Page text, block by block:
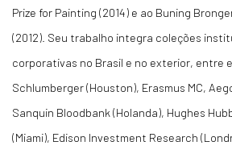
Prize for Painting (2014) e ao Buning
(2012). Seu trabalho integra coleções
corporativas no Brasil e no exterior, entre
Schlumberger (Houston), Erasmus MC,
Sanquin Bloodbank (Holanda), Hughes
(Miami), Edison Investment Research